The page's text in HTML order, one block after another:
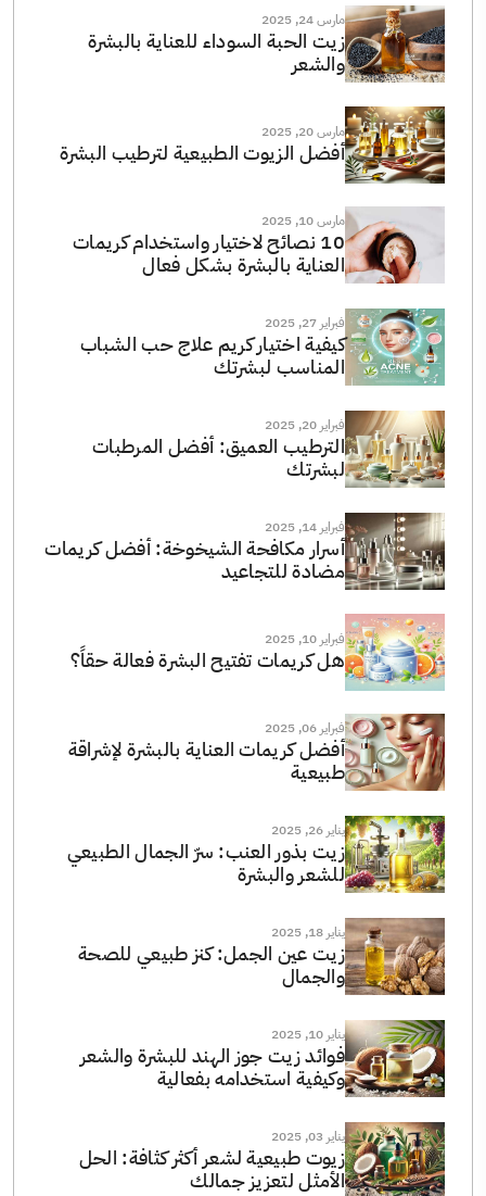
مارس 24, 2025
زيت الحبة السوداء للعناية بالبشرة
والشعر
مارس 20, 2025
أفضل الزيوت الطبيعية لترطيب البشرة
مارس 10, 2025
10 نصائح لاختيار واستخدام كريمات
العناية بالبشرة بشكل فعال
فبراير 27, 2025
كيفية اختيار كريم علاج حب الشباب
المناسب لبشرتك
فبراير 20, 2025
الترطيب العميق: أفضل المرطبات
لبشرتك
فبراير 14, 2025
أسرار مكافحة الشيخوخة: أفضل كريمات
مضادة للتجاعيد
فبراير 10, 2025
هل كريمات تفتيح البشرة فعالة حقاً؟
فبراير 06, 2025
أفضل كريمات العناية بالبشرة لإشراقة
طبيعية
يناير 26, 2025
زيت بذور العنب: سرّ الجمال الطبيعي
للشعر والبشرة
يناير 18, 2025
زيت عين الجمل: كنز طبيعي للصحة
والجمال
يناير 10, 2025
فوائد زيت جوز الهند للبشرة والشعر
وكيفية استخدامه بفعالية
يناير 03, 2025
زيوت طبيعية لشعر أكثر كثافة: الحل
الأمثل لتعزيز جمالك